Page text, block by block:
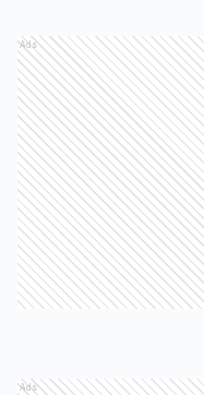
Ads
Ads